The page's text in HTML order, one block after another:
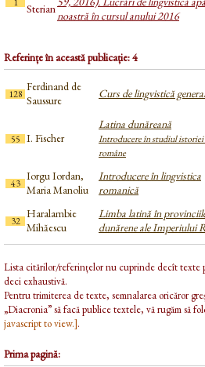
Steriannoastră în cursul anului 2016
Referințe în această publicație: 4
128
Ferdinand de
Saussure
Curs de lingvistică
55 I. Fischer
Latina dunăreană
Introducere în studiul
române
43
Iorgu Iordan,
Maria Manoliu
Introducere în lingvistica
romanică
32
Haralambie
Mihăescu
Limba latină în
dunărene ale Imperiului
Lista citărilor/referințelor nu cuprinde decît texte
deci exhaustivă.
Pentru trimiterea de texte, semnalarea oricăror
„Diacronia” să facă publice textele, vă rugăm să
javascript to view.].
Prima pagină: